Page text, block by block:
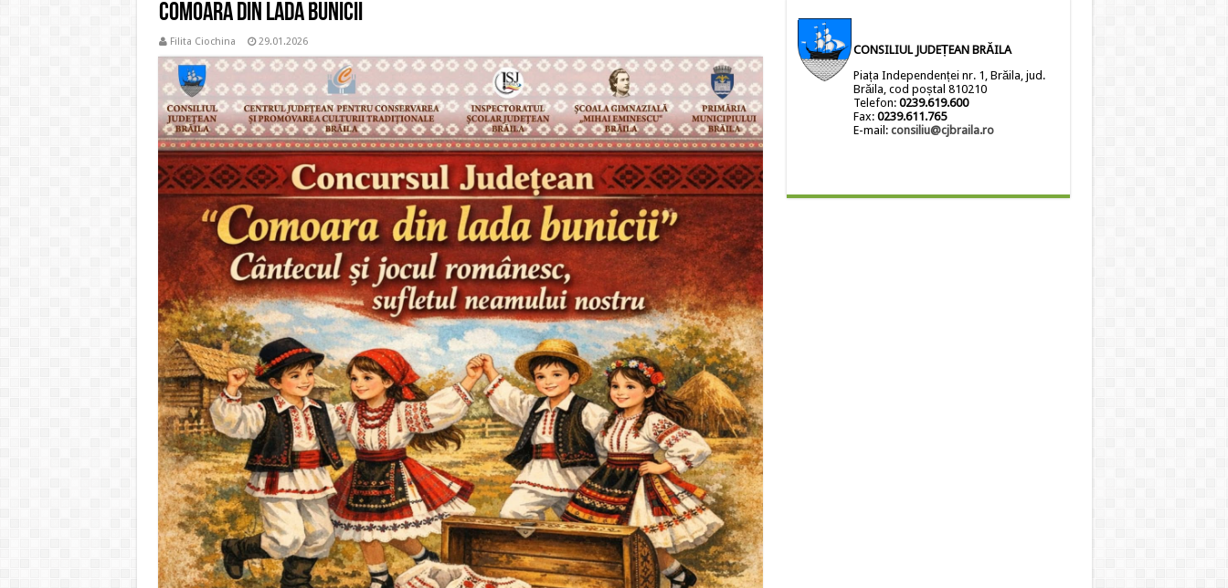
Comoara din lada bunicii
Filita Ciochina 29.01.2026
CONSILIUL JUDEȚEAN BRĂILA
Piața Independenței nr. 1, Brăila, jud.
Brăila, cod poștal 810210
Telefon: 0239.619.600
Fax: 0239.611.765
E-mail: consiliu@cjbraila.ro